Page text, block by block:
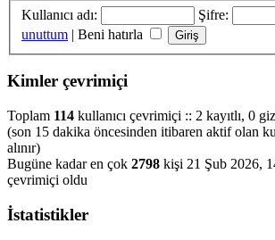
Kullanıcı adı: Şifre:
unuttum | Beni hatırla
Kimler çevrimiçi
Toplam 114 kullanıcı çevrimiçi :: 2 kayıtlı, 0
(son 15 dakika öncesinden itibaren aktif olan
alınır)
Bugüne kadar en çok 2798 kişi 21 Şub 2026,
çevrimiçi oldu
İstatistikler